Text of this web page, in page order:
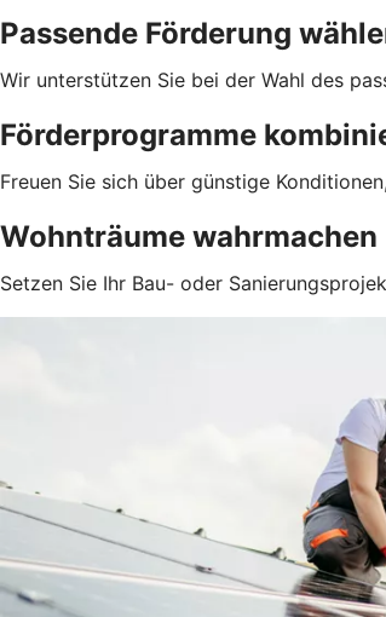
Passende Förderung
Wir unterstützen Sie bei der Wahl des
Förderprogramme
Freuen Sie sich über günstige
Wohnträume wahrmachen
Setzen Sie Ihr Bau- oder